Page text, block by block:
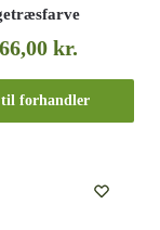
kr.
forhandler